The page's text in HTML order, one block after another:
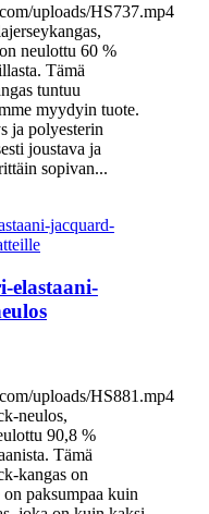
uploads/HS737.mp4
neulottu 60 %
Tämä
tuntuu
myydyin tuote.
ja polyesterin
joustava ja
sopivan...
elastaani-
uploads/HS881.mp4
neulos,
90,8 %
Tämä
kangas on
paksumpaa kuin